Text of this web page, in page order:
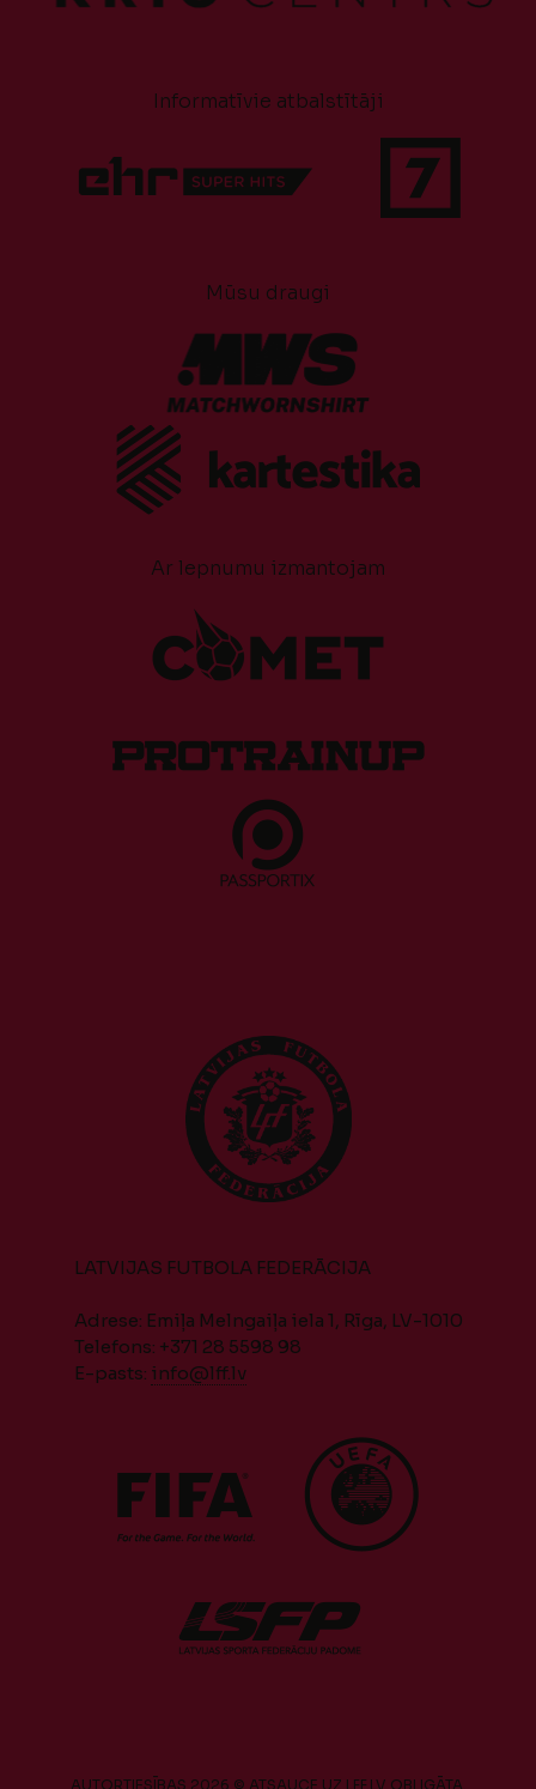
Informatīvie atbalstītāji
Mūsu draugi
Ar lepnumu izmantojam
LATVIJAS FUTBOLA FEDERĀCIJA
Adrese: Emiļa Melngaiļa iela 1, Rīga, LV-1010
Telefons: +371 28 5598 98
E-pasts: info@lff.lv
AUTORTIESĪBAS 2026 © ATSAUCE UZ LFF.LV OBLIGĀTA.